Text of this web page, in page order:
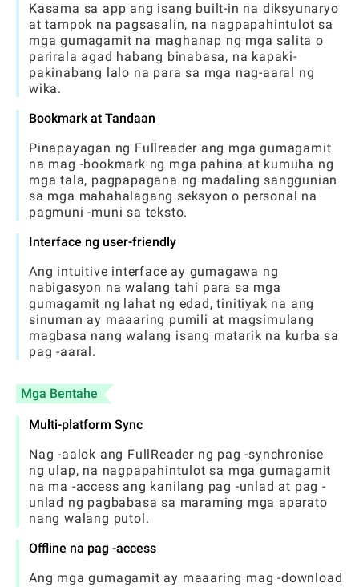
Kasama sa app ang isang built-in na diksyunaryo
at tampok na pagsasalin, na nagpapahintulot sa
mga gumagamit na maghanap ng mga salita o
parirala agad habang binabasa, na kapaki-
pakinabang lalo na para sa mga nag-aaral ng
wika.
Bookmark at Tandaan
Pinapayagan ng Fullreader ang mga gumagamit
na mag -bookmark ng mga pahina at kumuha ng
mga tala, pagpapagana ng madaling sanggunian
sa mga mahahalagang seksyon o personal na
pagmuni -muni sa teksto.
Interface ng user-friendly
Ang intuitive interface ay gumagawa ng
nabigasyon na walang tahi para sa mga
gumagamit ng lahat ng edad, tinitiyak na ang
sinuman ay maaaring pumili at magsimulang
magbasa nang walang isang matarik na kurba sa
pag -aaral.
Mga Bentahe
Multi-platform Sync
Nag -aalok ang FullReader ng pag -synchronise
ng ulap, na nagpapahintulot sa mga gumagamit
na ma -access ang kanilang pag -unlad at pag -
unlad ng pagbabasa sa maraming mga aparato
nang walang putol.
Offline na pag -access
Ang mga gumagamit ay maaaring mag -download